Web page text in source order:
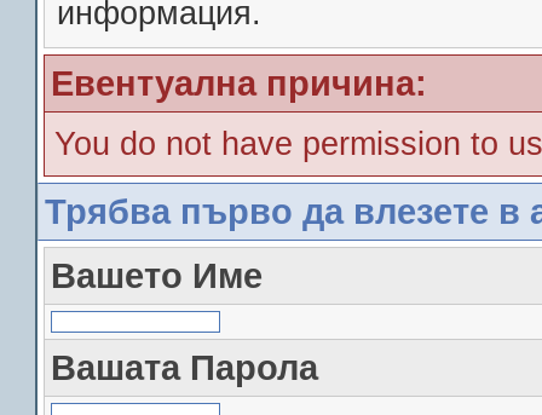
информация.
Евентуална причина:
You do not have permission to
Трябва първо да влезете в
Вашето Име
Вашата Парола